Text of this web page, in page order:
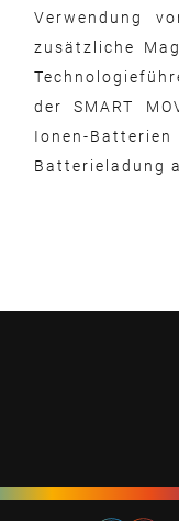
Verwendung
zusätzliche
der SMART
Ionen-
Batterieladung